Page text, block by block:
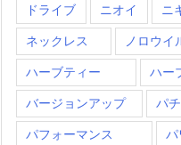
ドライブ ニオイ ニ
ネックレス ノロウイ
ハーブティー ハー
バージョンアップ パ
パフォーマンス パ